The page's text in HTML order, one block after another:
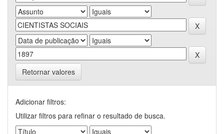
Retornar valores
Adicionar filtros:
Utilizar filtros para refinar o resultado de busca.